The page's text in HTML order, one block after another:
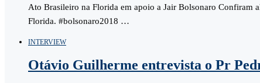
Ato Brasileiro na Florida em apoio a Jair Bolsonaro Confiram
Florida. #bolsonaro2018 …
INTERVIEW
Otávio Guilherme entrevista o Pr